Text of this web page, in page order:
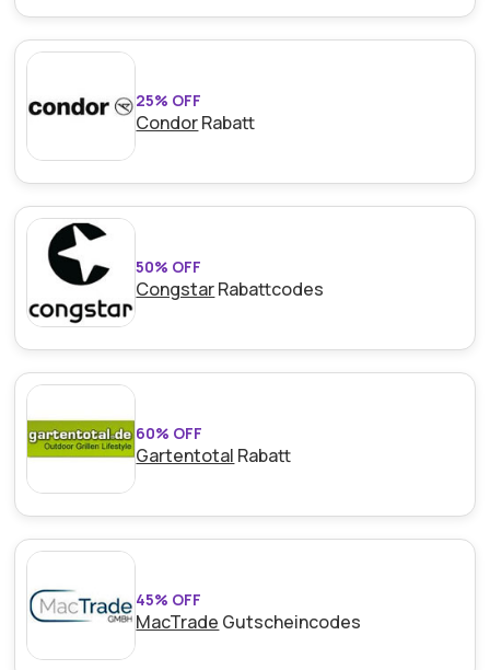
25% OFF
CondorRabatt
50% OFF
CongstarRabattcodes
60% OFF
Gartentotal Rabatt
45% OFF
MacTrade Gutscheincodes